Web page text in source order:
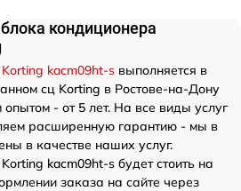
кондиционера
kacm09ht-s выполняется в
сц Korting в Ростове-на-Дону
- от 5 лет. На все виды услуг
расширенную гарантию - мы в
в качестве наших услуг.
kacm09ht-s будет стоить на
заказа на сайте через